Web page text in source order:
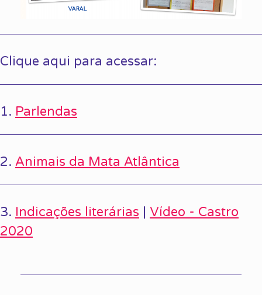
Clique aqui para acessar:
1. Parlendas
2. Animais da Mata Atlântica
3. Indicações literárias | Vídeo - Castro
2020